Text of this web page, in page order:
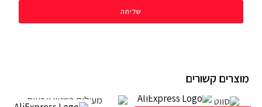
שליחה
מוצרים קשורים